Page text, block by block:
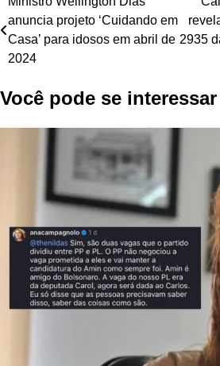
Navegação
de
Post
anuncia projeto ‘Cuidando em
Casa’ para idosos em abril de
2024
2935
Você pode se